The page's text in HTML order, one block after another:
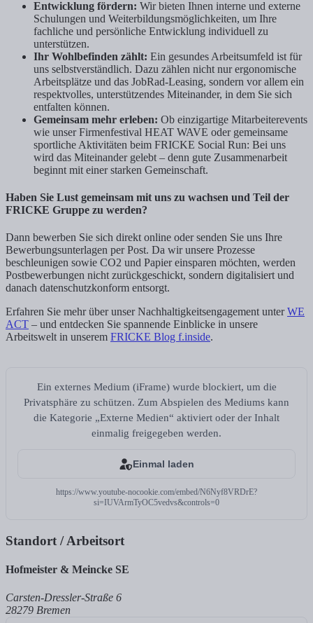
Entwicklung fördern: Wir bieten Ihnen interne und externe
Schulungen und Weiterbildungsmöglichkeiten, um Ihre
fachliche und persönliche Entwicklung individuell zu
unterstützen.
Ihr Wohlbefinden zählt: Ein gesundes Arbeitsumfeld ist für
uns selbstverständlich. Dazu zählen nicht nur ergonomische
Arbeitsplätze und das JobRad-Leasing, sondern vor allem ein
respektvolles, unterstützendes Miteinander, in dem Sie sich
entfalten können.
Gemeinsam mehr erleben: Ob einzigartige Mitarbeiterevents
wie unser Firmenfestival HEAT WAVE oder gemeinsame
sportliche Aktivitäten beim FRICKE Social Run: Bei uns
wird das Miteinander gelebt – denn gute Zusammenarbeit
beginnt mit einer starken Gemeinschaft.
Haben Sie Lust gemeinsam mit uns zu wachsen und Teil der
FRICKE Gruppe zu werden?
Dann bewerben Sie sich direkt online oder senden Sie uns Ihre
Bewerbungsunterlagen per Post. Da wir unsere Prozesse
beschleunigen sowie CO2 und Papier einsparen möchten, werden
Postbewerbungen nicht zurückgeschickt, sondern digitalisiert und
danach datenschutzkonform entsorgt.
Erfahren Sie mehr über unser Nachhaltigkeitsengagement unterWE
ACT – und entdecken Sie spannende Einblicke in unsere
Arbeitswelt in unserem FRICKE Blog f.inside.
Ein externes Medium (iFrame) wurde blockiert, um die
Privatsphäre zu schützen. Zum Abspielen des Mediums kann
die Kategorie „Externe Medien“ aktiviert oder der Inhalt
einmalig freigegeben werden.
Einmal laden
https://www.youtube-nocookie.com/embed/N6Nyf8VRDrE?
si=IUVArmTyOC5vedvs&controls=0
Standort / Arbeitsort
Hofmeister & Meincke SE
Carsten-Dressler-Straße 6
28279 Bremen